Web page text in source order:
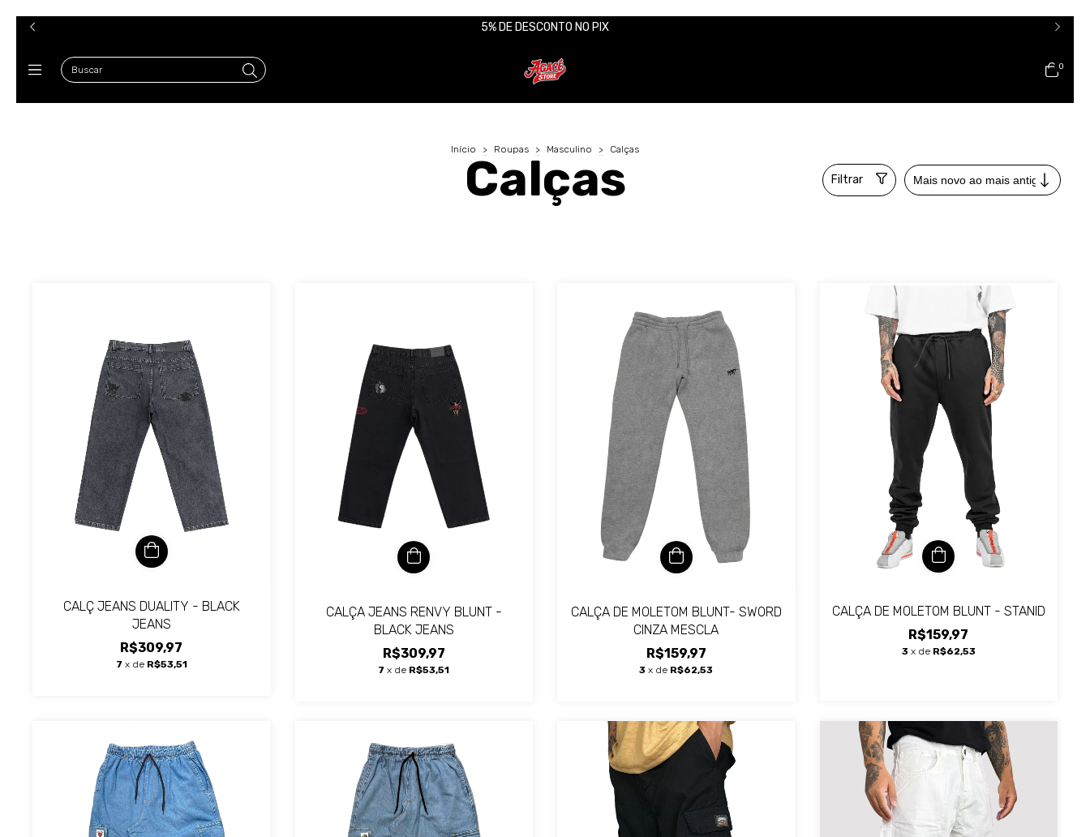
5% DE DESCONTO NO PIX
0
Início > Roupas > Masculino > Calças
Calças Filtrar
CALÇ JEANS DUALITY - BLACK
JEANS
R$309,97
7 x de R$53,51
CALÇA JEANS RENVY BLUNT -
BLACK JEANS
R$309,97
7 x de R$53,51
CALÇA DE MOLETOM BLUNT- SWORD
CINZA MESCLA
R$159,97
3 x de R$62,53
CALÇA DE MOLETOM BLUNT - STANID
R$159,97
3 x de R$62,53